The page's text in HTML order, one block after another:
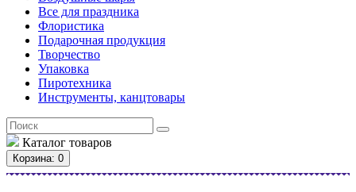
Все для праздника
Флористика
Подарочная продукция
Творчество
Упаковка
Пиротехника
Инструменты, канцтовары
Каталог товаров
Корзина: 0